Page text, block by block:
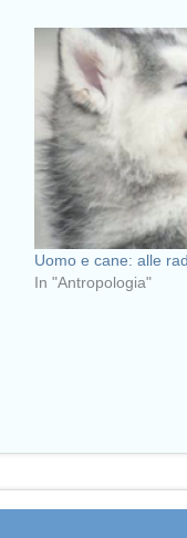
Uomo e cane: alle
In "Antropologia"